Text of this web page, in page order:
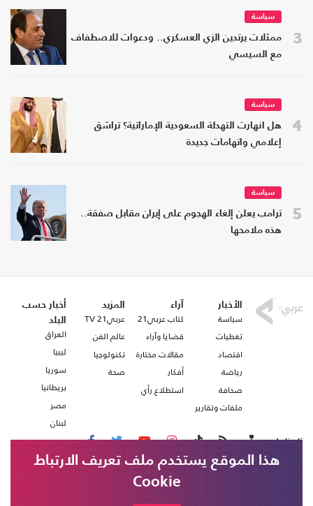
3
سياسة
ممثلات يرتدين الزي العسكري.. ودعوات للاصطفاف
مع السيسي
4
سياسة
هل انهارت التهدئة السعودية الإماراتية؟ تراشق
إعلامي واتهامات جديدة
5
سياسة
ترامب يعلن إلغاء الهجوم على إيران مقابل صفقة..
هذه ملامحها
الأخبار
سياسة
تغطيات
اقتصاد
رياضة
صحافة
ملفات وتقارير
آراء
كتاب عربي21
قضايا وآراء
مقالات مختارة
أفكار
استطلاع رأي
المزيد
عربي21 TV
عالم الفن
تكنولوجيا
صحة
أخبار حسب
البلد
العراق
ليبيا
سوريا
بريطانيا
مصر
لبنان
تابعنا على
هذا الموقع يستخدم ملف تعريف الارتباط
Cookie